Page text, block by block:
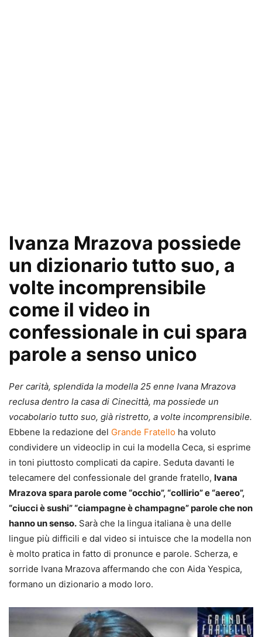
Ivanza Mrazova possiede
un dizionario tutto suo, a
volte incomprensibile
come il video in
confessionale in cui spara
parole a senso unico
Per carità, splendida la modella 25 enne Ivana Mrazova
reclusa dentro la casa di Cinecittà, ma possiede un
vocabolario tutto suo, già ristretto, a volte incomprensibile.
Ebbene la redazione del Grande Fratello ha voluto
condividere un videoclip in cui la modella Ceca, si esprime
in toni piuttosto complicati da capire. Seduta davanti le
telecamere del confessionale del grande fratello, Ivana
Mrazova spara parole come “occhio”, “collirio” e “aereo”,
“ciucci è sushi” “ciampagne è champagne” parole che non
hanno un senso. Sarà che la lingua italiana è una delle
lingue più difficili e dal video si intuisce che la modella non
è molto pratica in fatto di pronunce e parole. Scherza, e
sorride Ivana Mrazova affermando che con Aida Yespica,
formano un dizionario a modo loro.